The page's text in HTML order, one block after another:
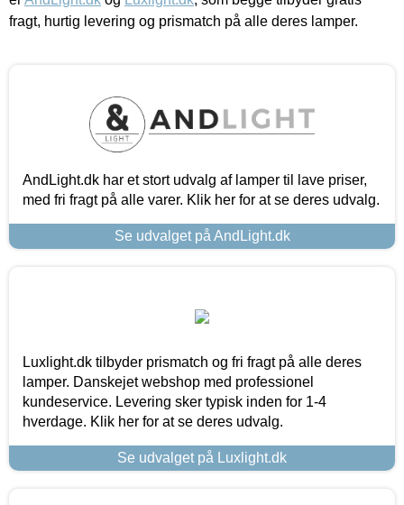
fragt, hurtig levering og prismatch på alle deres lamper.
AndLight.dk har et stort udvalg af lamper til lave priser,
med fri fragt på alle varer. Klik her for at se deres udvalg.
Se udvalget på AndLight.dk
Luxlight.dk tilbyder prismatch og fri fragt på alle deres
lamper. Danskejet webshop med professionel
kundeservice. Levering sker typisk inden for 1-4
hverdage. Klik her for at se deres udvalg.
Se udvalget på Luxlight.dk